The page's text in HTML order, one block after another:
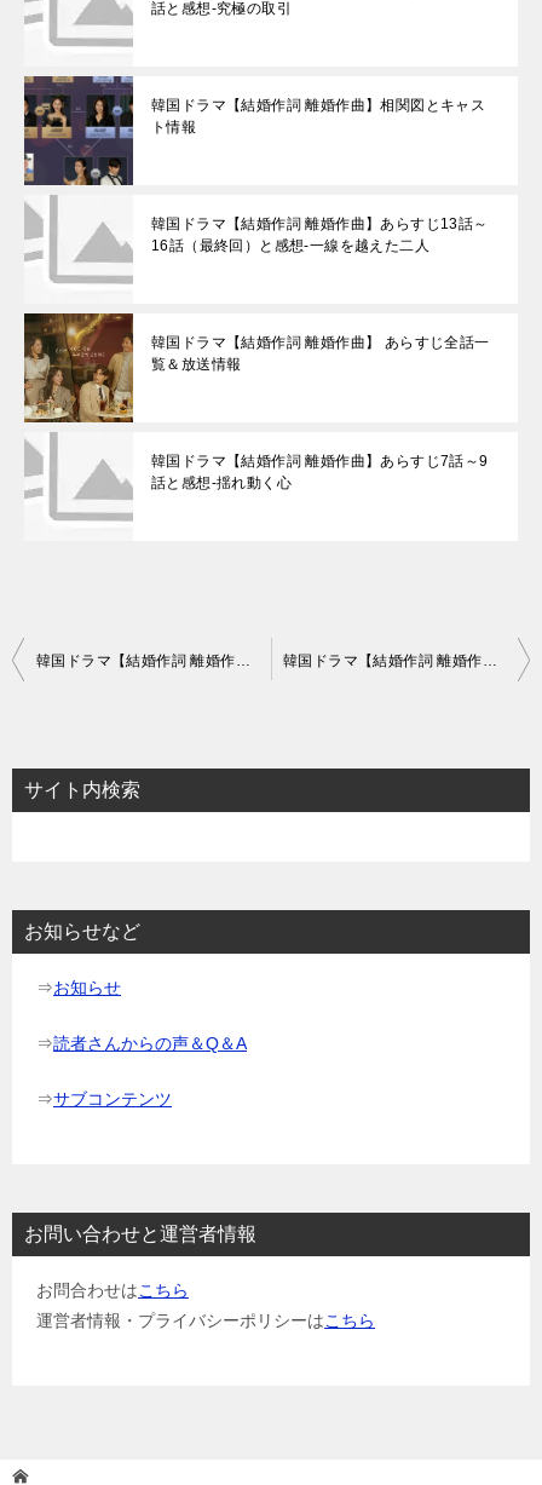
話と感想-究極の取引
韓国ドラマ【結婚作詞 離婚作曲】相関図とキャス
ト情報
韓国ドラマ【結婚作詞 離婚作曲】あらすじ13話～
16話（最終回）と感想-一線を越えた二人
韓国ドラマ【結婚作詞 離婚作曲】 あらすじ全話一
覧＆放送情報
韓国ドラマ【結婚作詞 離婚作曲】あらすじ7話～9
話と感想-揺れ動く心
投
ビ
ゲ
ョ
韓国ドラマ【結婚作詞 離婚作曲】あらすじ7話～9話と感想-揺れ動く心 韓国ドラマ【結婚作詞 離婚作曲】あらすじ13話～16話（最終回）と感想-一線を越えた二人
サイト内検索
お知らせなど
⇒お知らせ
⇒読者さんからの声＆Q＆A
⇒サブコンテンツ
お問い合わせと運営者情報
お問合わせはこちら
運営者情報・プライバシーポリシーはこちら